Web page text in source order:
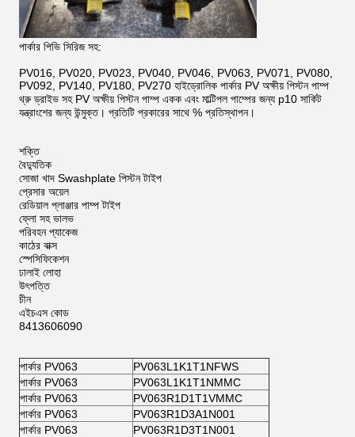
পার্কার পিভি সিরিজ সহ:
PV016, PV020, PV023, PV040, PV046, PV063, PV071, PV080,
PV092, PV140, PV180, PV270 হাইড্রোলিক পার্কার PV অক্ষীয় পিস্টন পাম্প
থ্রু ড্রাইভ সহ PV অক্ষীয় পিস্টন পাম্প একক এবং মাল্টিপল পাম্পের জন্য p10 সার্কিট
যন্ত্রাংশের জন্য উন্মুক্ত। প্রতিটি প্রকারের সাথে % প্রতিস্থাপন।
শক্তি
বৈদ্যুতিক
সোজা খাদ Swashplate পিস্টন টাইপ
প্রেসার অয়েল
রেডিয়াল প্লাঞ্জার পাম্প টাইপ
ফ্লো সহ ভালভ
পরিবহন প্যাকেজ
কাঠের বাক্স
স্পেসিফিকেশন
ঢালাই লোহা
উৎপত্তি
চীন
এইচএস কোড
8413606090
পার্কার PV063
PV063L1K1T1NFWS
পার্কার PV063
PV063L1K1T1NMMC
পার্কার PV063
PV063R1D1T1VMMC
পার্কার PV063
PV063R1D3A1N001
পার্কার PV063
PV063R1D3T1N001